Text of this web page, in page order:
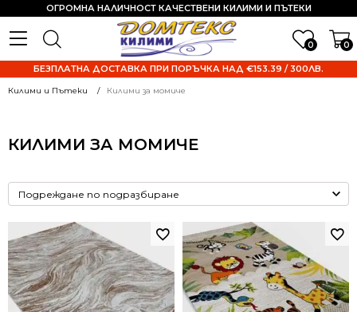
0 0
ОГРОМНА НАЛИЧНОСТ КАЧЕСТВЕНИ КИЛИМИ И ПЪТЕКИ
БЕЗПЛАТНА ДОСТАВКА ПРИ ПОРЪЧКА НАД €153.39 / 300ЛВ.
Килими и Пътеки Килими за момиче
КИЛИМИ ЗА МОМИЧЕ